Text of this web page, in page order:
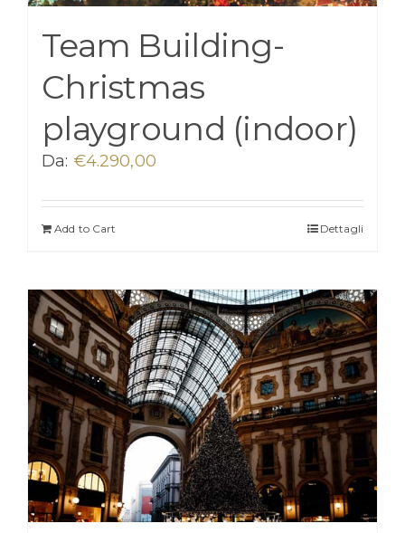
Team Building-
Christmas
playground (indoor)
Da: €4.290,00
Add to Cart Dettagli